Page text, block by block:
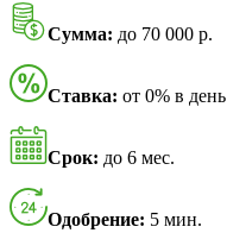
Сумма: до 70 000 р.
Ставка: от 0% в день
Срок: до 6 мес.
Одобрение: 5 мин.